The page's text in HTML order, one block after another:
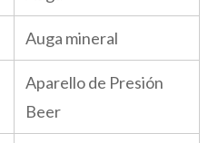
Auga mineral
Aparello de Presión
Beer